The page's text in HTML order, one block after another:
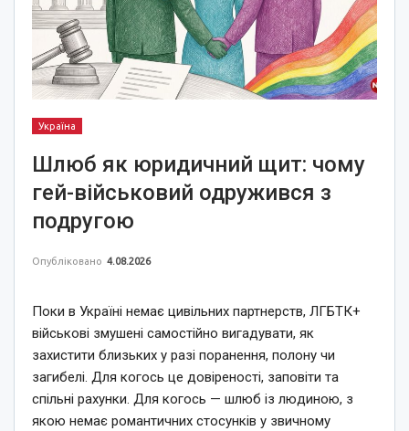
Україна
Шлюб як юридичний щит: чому
гей-військовий одружився з
подругою
Опубліковано 4.08.2026
Поки в Україні немає цивільних партнерств, ЛГБТК+
військові змушені самостійно вигадувати, як
захистити близьких у разі поранення, полону чи
загибелі. Для когось це довіреності, заповіти та
спільні рахунки. Для когось — шлюб із людиною, з
якою немає романтичних стосунків у звичному